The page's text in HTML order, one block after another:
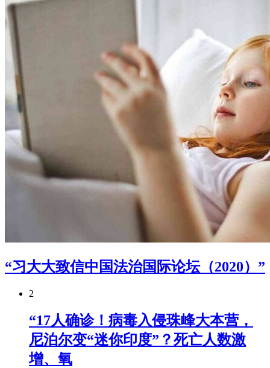
“习大大致信中国法治国际论坛（2020）”
2
“17人确诊！病毒入侵珠峰大本营，
尼泊尔变“迷你印度”？死亡人数激
增、氧